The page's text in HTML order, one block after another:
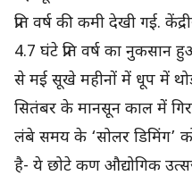
प्रति वर्ष की कमी देखी गई.
4.7 घंटे प्रति वर्ष का
से मई सूखे महीनों में धूप में
सितंबर के मानसून काल में
लंबे समय के ‘सोलर डिमिंग’
है- ये छोटे कण औद्योगिक